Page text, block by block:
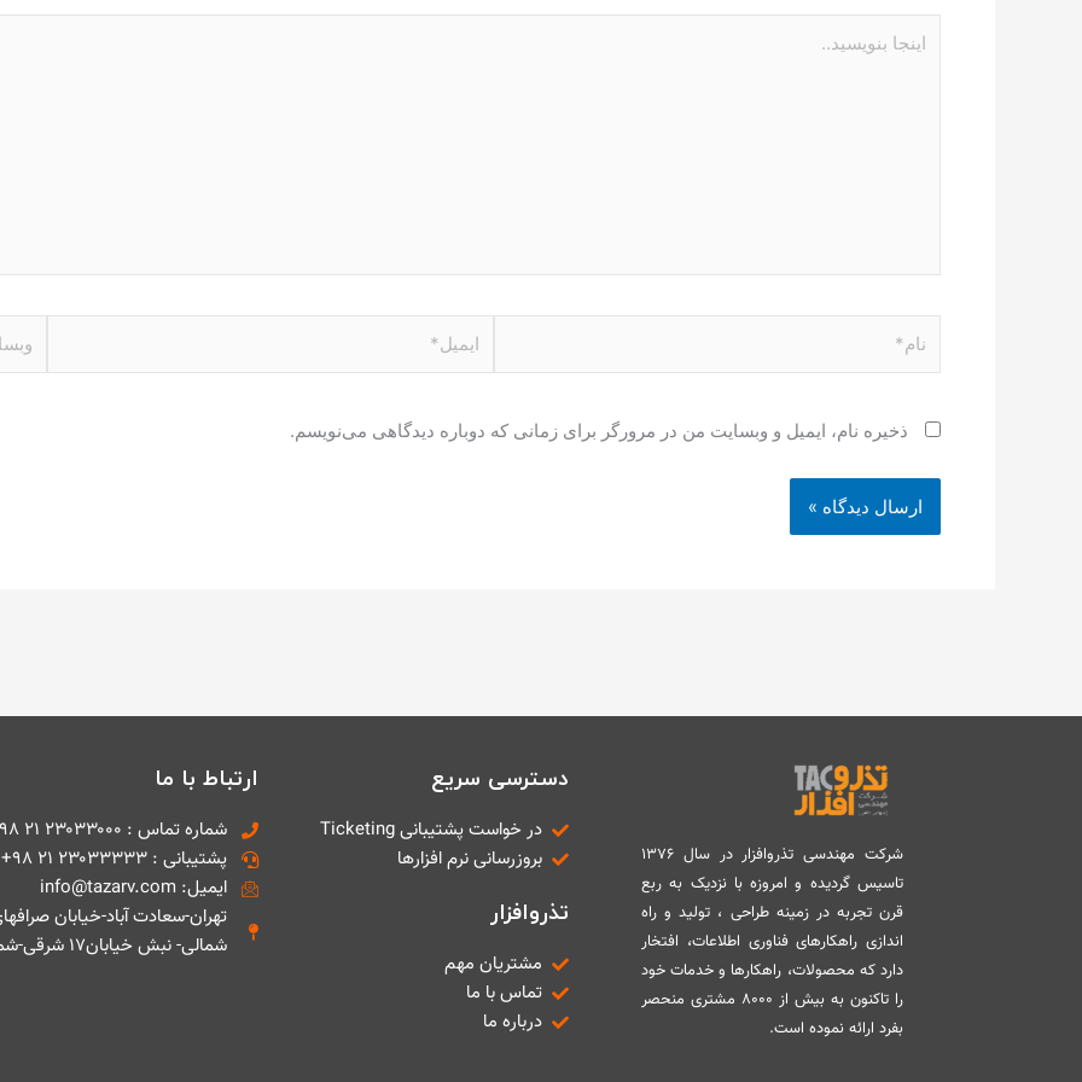
بنویسید..
ذخیره نام، ایمیل و وبسایت من در مرورگر برای زمانی که دوباره دیدگاهی می‌نویسم.
شرکت مهندسی تذروافزار در سال ۱۳۷۶
تاسیس گردیده و امروزه با نزدیک به ربع
قرن تجربه در زمینه طراحی ، تولید و راه
اندازی راهکارهای فناوری اطلاعات، افتخار
دارد که محصولات، راهکارها و خدمات خود
را تاکنون به بیش از ۸۰۰۰ مشتری منحصر
بفرد ارائه نموده است.
دسترسی سریع
در خواست پشتیبانی Ticketing
بروزرسانی نرم افزارها
تذروافزار
مشتریان مهم
تماس با ما
درباره ما
ارتباط با ما
شماره تماس : ۲۳۰۳۳۰۰۰ ۲۱ ۹۸+
پشتیبانی : ۲۳۰۳۳۳۳۳ ۲۱ ۹۸+
ایمیل: info@tazarv.com
تهران-سعادت آباد-خیابان
شمالی- نبش خیابان۱۷ شرقی-شماره ۱